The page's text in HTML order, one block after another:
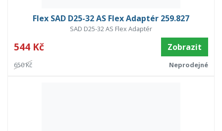
Flex SAD D25-32 AS Flex Adaptér 259.827
SAD D25-32 AS Flex Adaptér
544 Kč Zobrazit
650 Kč Neprodejné